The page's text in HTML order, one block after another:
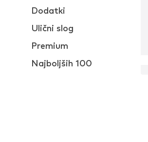
Dodatki
Ulični slog
Premium
Najboljših 100